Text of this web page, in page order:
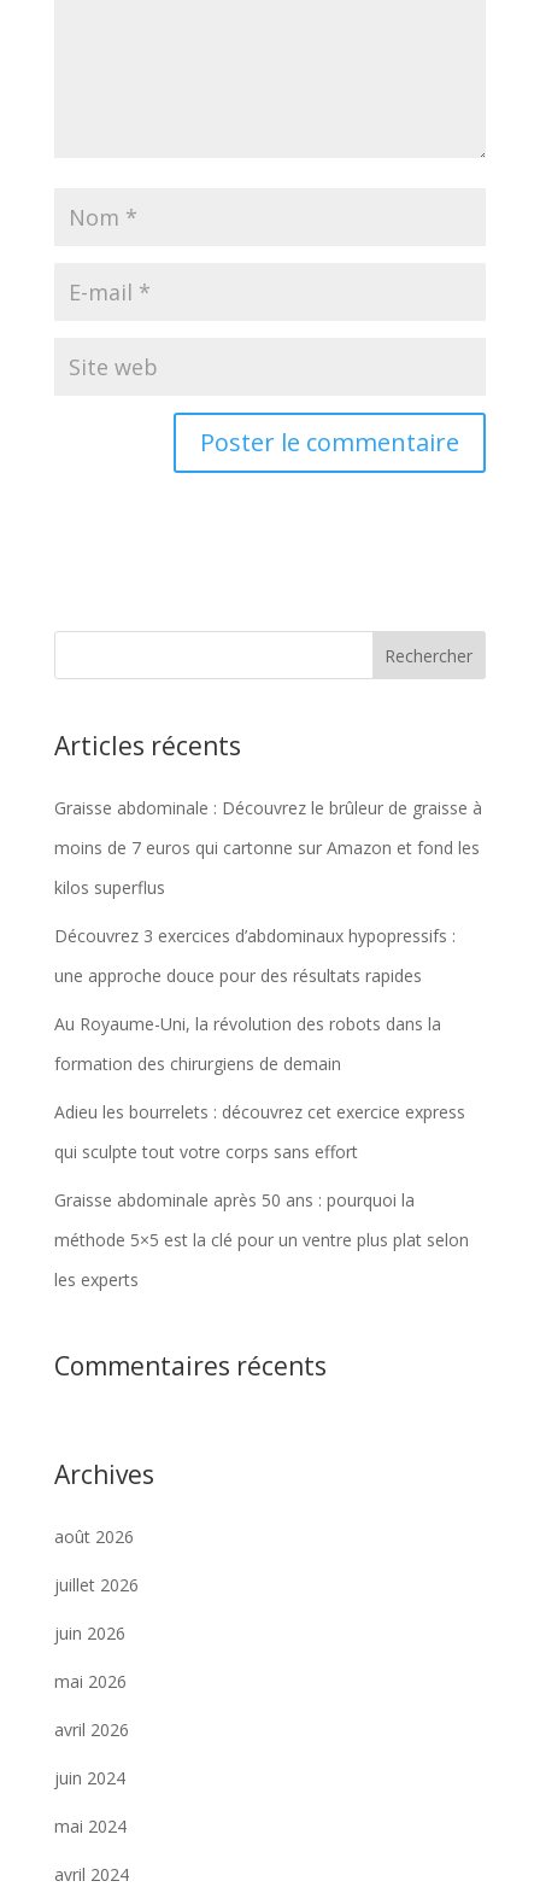
Articles récents
Graisse abdominale : Découvrez le brûleur de graisse à
moins de 7 euros qui cartonne sur Amazon et fond les
kilos superflus
Découvrez 3 exercices d’abdominaux hypopressifs :
une approche douce pour des résultats rapides
Au Royaume-Uni, la révolution des robots dans la
formation des chirurgiens de demain
Adieu les bourrelets : découvrez cet exercice express
qui sculpte tout votre corps sans effort
Graisse abdominale après 50 ans : pourquoi la
méthode 5×5 est la clé pour un ventre plus plat selon
les experts
Commentaires récents
Archives
août 2026
juillet 2026
juin 2026
mai 2026
avril 2026
juin 2024
mai 2024
avril 2024